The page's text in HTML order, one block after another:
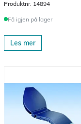
Produktnr. 14894
Få igjen på lager
Les mer